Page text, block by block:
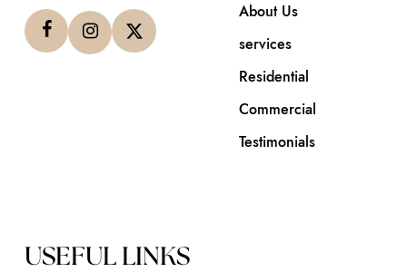
About Us
services
Residential
Commercial
Testimonials
USEFUL LINKS